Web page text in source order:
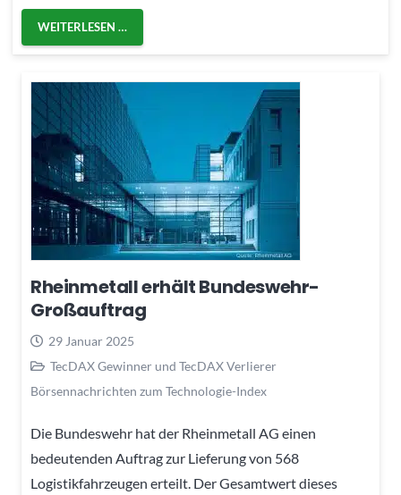
WEITERLESEN …
Rheinmetall erhält Bundeswehr-
Großauftrag
29 Januar 2025
TecDAX Gewinner und TecDAX Verlierer
Börsennachrichten zum Technologie-Index
Die Bundeswehr hat der Rheinmetall AG einen
bedeutenden Auftrag zur Lieferung von 568
Logistikfahrzeugen erteilt. Der Gesamtwert dieses